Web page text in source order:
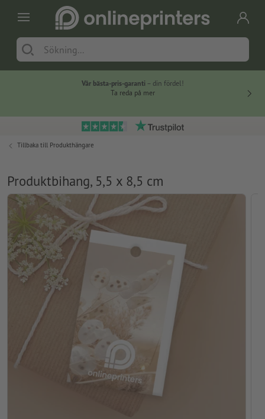
Vår bästa-pris-garanti – din fördel!
Ta reda på mer
Tillbaka till Produkthängare
Produktbihang, 5,5 x 8,5 cm